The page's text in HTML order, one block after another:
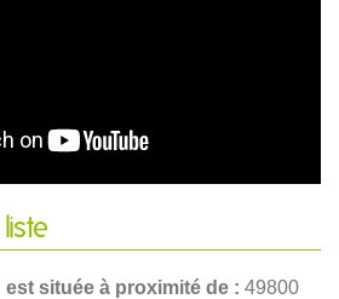
située à proximité de : 49800